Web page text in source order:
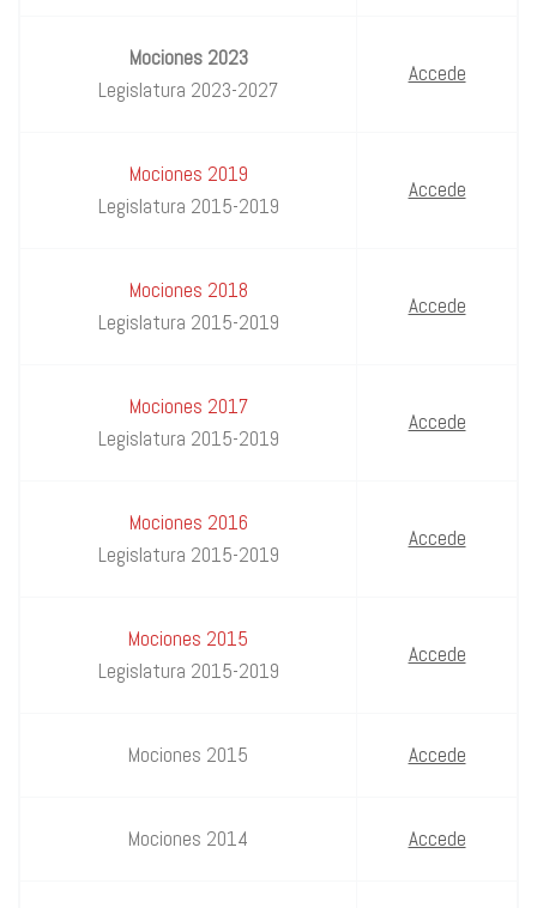
Mociones 2023
Legislatura 2023-2027
Accede
Mociones 2019
Legislatura 2015-2019
Accede
Mociones 2018
Legislatura 2015-2019
Accede
Mociones 2017
Legislatura 2015-2019
Accede
Mociones 2016
Legislatura 2015-2019
Accede
Mociones 2015
Legislatura 2015-2019
Accede
Mociones 2015 Accede
Mociones 2014 Accede